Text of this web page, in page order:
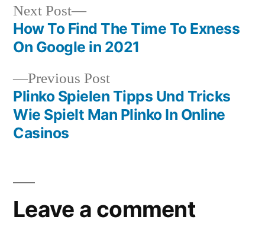
Post
navigation
Previous PostPrevious
post:
Plinko Spielen Tipps Und Tricks
Wie Spielt Man Plinko In Online
Casinos
Next Post
Next
post:
How To Find The Time To Exness
On Google in 2021
Leave a comment